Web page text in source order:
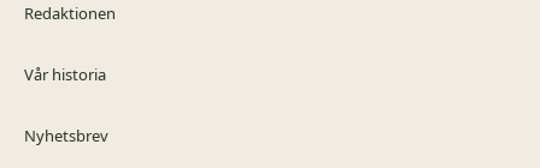
Redaktionen
Vår historia
Nyhetsbrev